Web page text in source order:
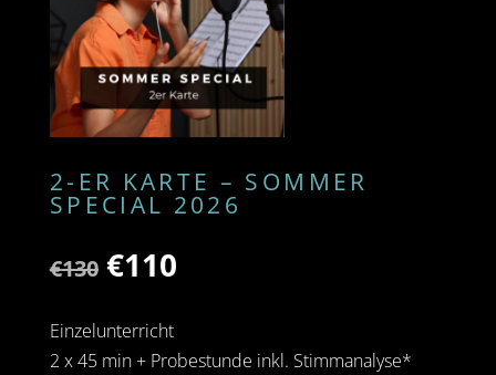
2-ER KARTE – SOMMER
SPECIAL 2026
€130 Ursprünglicher
war:
€130
€110Aktueller
€110.
Einzelunterricht
2 x 45 min + Probestunde inkl. Stimmanalyse*